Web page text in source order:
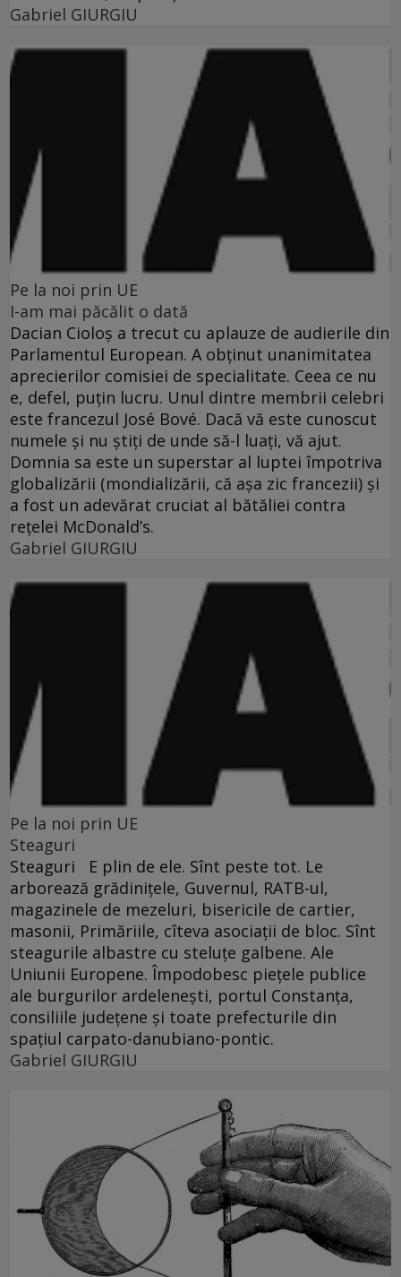
Gabriel GIURGIU
Pe la noi prin UE
I-am mai păcălit o dată
Dacian Cioloş a trecut cu aplauze de audierile din
Parlamentul European. A obţinut unanimitatea
aprecierilor comisiei de specialitate. Ceea ce nu
e, defel, puţin lucru. Unul dintre membrii celebri
este francezul José Bové. Dacă vă este cunoscut
numele şi nu ştiţi de unde să-l luaţi, vă ajut.
Domnia sa este un superstar al luptei împotriva
globalizării (mondializării, că aşa zic francezii) şi
a fost un adevărat cruciat al bătăliei contra
reţelei McDonald’s.
Gabriel GIURGIU
Pe la noi prin UE
Steaguri
Steaguri E plin de ele. Sînt peste tot. Le
arborează grădiniţele, Guvernul, RATB-ul,
magazinele de mezeluri, bisericile de cartier,
masonii, Primăriile, cîteva asociaţii de bloc. Sînt
steagurile albastre cu steluţe galbene. Ale
Uniunii Europene. Împodobesc pieţele publice
ale burgurilor ardeleneşti, portul Constanţa,
consiliile judeţene şi toate prefecturile din
spaţiul carpato-danubiano-pontic.
Gabriel GIURGIU